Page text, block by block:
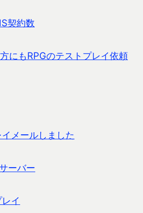
契約数
にもRPGのテストプレイ依頼
メールしました
ーバー
イ